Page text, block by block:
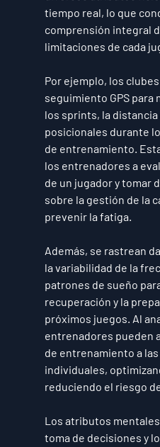
tiempo real, lo que
comprensión integral
limitaciones de cada
Por ejemplo, los
seguimiento GPS para
los sprints, la
posicionales durante
de entrenamiento.
los entrenadores a
de un jugador y tomar
sobre la gestión de la
prevenir la fatiga.
Además, se rastrean
la variabilidad de la
patrones de sueño
recuperación y la
próximos juegos. Al
entrenadores pueden
de entrenamiento a
individuales,
reduciendo el riesgo
Los atributos
toma de decisiones y